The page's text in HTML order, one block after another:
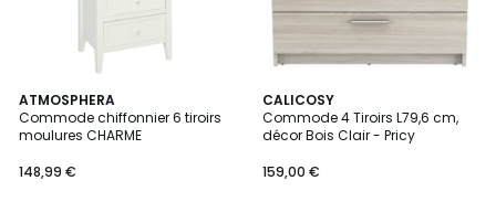
ATMOSPHERA
Commode chiffonnier 6 tiroirs
moulures CHARME
148,99 €
4,1
/ 5
2
Couleurs
CALICOSY
Commode 4 Tiroirs L79,6 cm,
décor Bois Clair - Pricy
159,00 €